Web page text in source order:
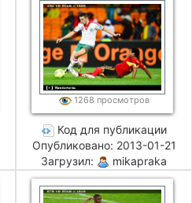
1268 просмотров
Код для публикации
Опубликовано: 2013-01-21
Загрузил:
mikapraka